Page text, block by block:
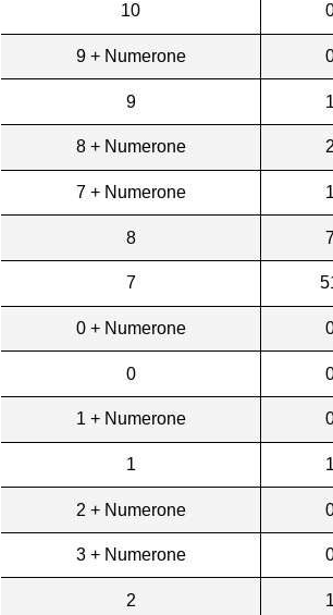
10
9 + Numerone
9 1
8 + Numerone 2
7 + Numerone 1
8 7
7
0 + Numerone
0
1 + Numerone
1 1
2 + Numerone
3 + Numerone
2 1